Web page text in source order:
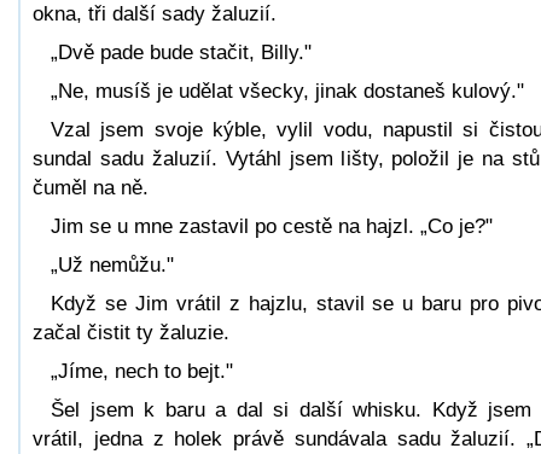
okna, tři další sady žaluzií.
„Dvě pade bude stačit, Billy."
„Ne, musíš je udělat všecky, jinak dostaneš kulový."
Vzal jsem svoje kýble, vylil vodu, napustil si
sundal sadu žaluzií. Vytáhl jsem lišty, položil je na
čuměl na ně.
Jim se u mne zastavil po cestě na hajzl. „Co je?"
„Už nemůžu."
Když se Jim vrátil z hajzlu, stavil se u baru pro
začal čistit ty žaluzie.
„Jíme, nech to bejt."
Šel jsem k baru a dal si další whisku. Když jsem
vrátil, jedna z holek právě sundávala sadu žaluzií.